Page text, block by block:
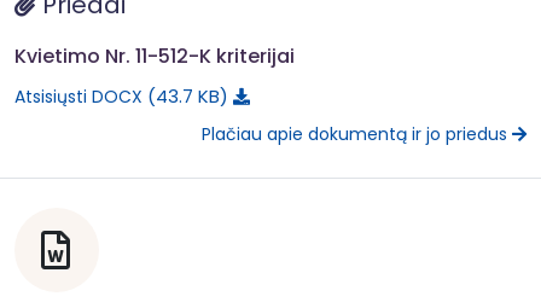
Kvietimo Nr. 11-512-K kriterijai
Atsisiųsti DOCX 43.7 KB
Plačiau apie dokumentą ir jo priedus